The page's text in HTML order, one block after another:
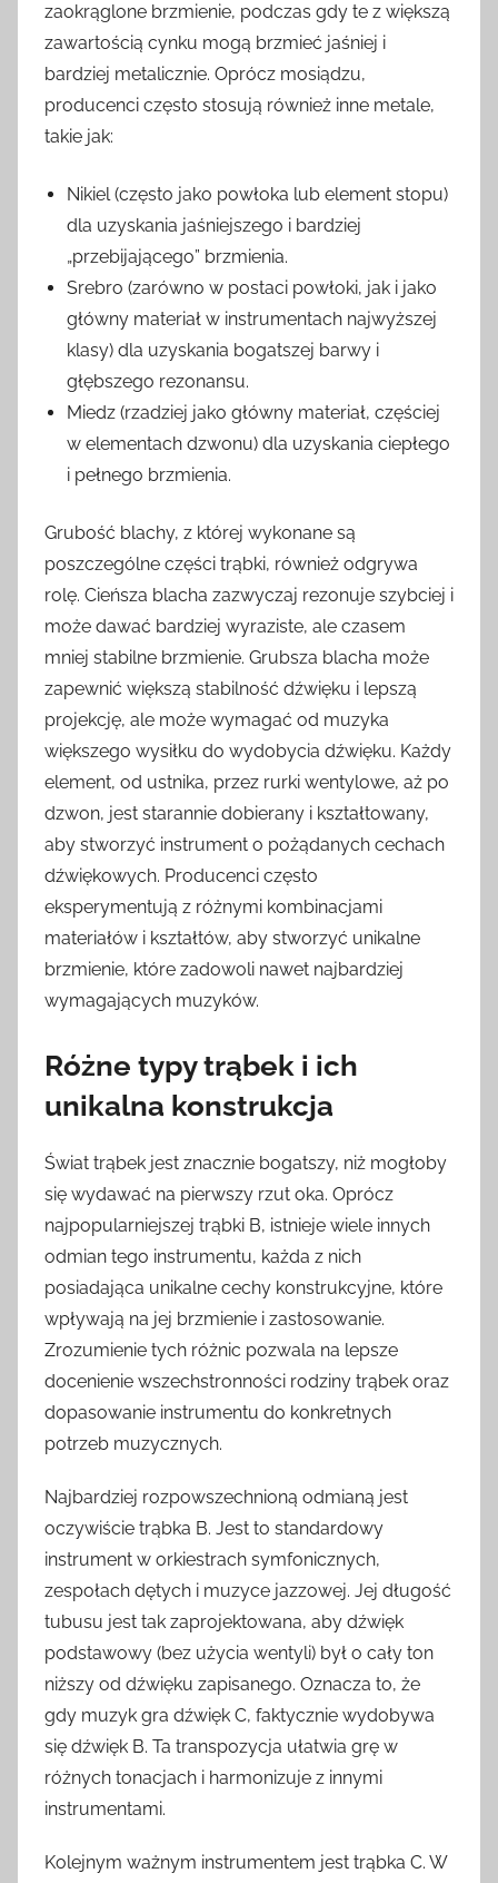
zaokrąglone brzmienie, podczas gdy te z większą
zawartością cynku mogą brzmieć jaśniej i
bardziej metalicznie. Oprócz mosiądzu,
producenci często stosują również inne metale,
takie jak:
Nikiel (często jako powłoka lub element stopu)
dla uzyskania jaśniejszego i bardziej
„przebijającego” brzmienia.
Srebro (zarówno w postaci powłoki, jak i jako
główny materiał w instrumentach najwyższej
klasy) dla uzyskania bogatszej barwy i
głębszego rezonansu.
Miedz (rzadziej jako główny materiał, częściej
w elementach dzwonu) dla uzyskania ciepłego
i pełnego brzmienia.
Grubość blachy, z której wykonane są
poszczególne części trąbki, również odgrywa
rolę. Cieńsza blacha zazwyczaj rezonuje szybciej i
może dawać bardziej wyraziste, ale czasem
mniej stabilne brzmienie. Grubsza blacha może
zapewnić większą stabilność dźwięku i lepszą
projekcję, ale może wymagać od muzyka
większego wysiłku do wydobycia dźwięku. Każdy
element, od ustnika, przez rurki wentylowe, aż po
dzwon, jest starannie dobierany i kształtowany,
aby stworzyć instrument o pożądanych cechach
dźwiękowych. Producenci często
eksperymentują z różnymi kombinacjami
materiałów i kształtów, aby stworzyć unikalne
brzmienie, które zadowoli nawet najbardziej
wymagających muzyków.
Różne typy trąbek i ich
unikalna konstrukcja
Świat trąbek jest znacznie bogatszy, niż mogłoby
się wydawać na pierwszy rzut oka. Oprócz
najpopularniejszej trąbki B, istnieje wiele innych
odmian tego instrumentu, każda z nich
posiadająca unikalne cechy konstrukcyjne, które
wpływają na jej brzmienie i zastosowanie.
Zrozumienie tych różnic pozwala na lepsze
docenienie wszechstronności rodziny trąbek oraz
dopasowanie instrumentu do konkretnych
potrzeb muzycznych.
Najbardziej rozpowszechnioną odmianą jest
oczywiście trąbka B. Jest to standardowy
instrument w orkiestrach symfonicznych,
zespołach dętych i muzyce jazzowej. Jej długość
tubusu jest tak zaprojektowana, aby dźwięk
podstawowy (bez użycia wentyli) był o cały ton
niższy od dźwięku zapisanego. Oznacza to, że
gdy muzyk gra dźwięk C, faktycznie wydobywa
się dźwięk B. Ta transpozycja ułatwia grę w
różnych tonacjach i harmonizuje z innymi
instrumentami.
Kolejnym ważnym instrumentem jest trąbka C. W